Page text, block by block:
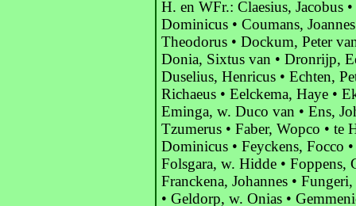
H. en WFr.: Claesius, Jacobus
Dominicus • Coumans,
Theodorus • Dockum, Peter
Donia, Sixtus van • Dronrijp,
Duselius, Henricus • Echten,
Richaeus • Eelckema, Haye •
Eminga, w. Duco van • Ens,
Tzumerus • Faber, Wopco • te
Dominicus • Feyckens, Focco
Folsgara, w. Hidde • Foppens,
Franckena, Johannes •
• Geldorp, w. Onias •